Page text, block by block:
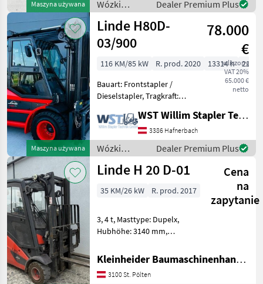
Maszyna używana
Zinkenverstellgerät, Udźwig
(kg): od 5.0
Wózki
widłowe i
technika
magazynowa
/ Linde
Dealer Premium Plus
Maszyna używana
Linde H80D-
03/900
78.000
€
wliczony
VAT 20%
65.000 €
netto
116 KM/85 kW R. prod. 2020 13314 h
2190
Bauart: Frontstapler /
Dieselstapler, Tragkraft:
Gabellänge: 2400mm,
Anbaugerätebeschreibung:
Zinkenverstellgerät mit
Ventilblockseitenschie
WST Willim Stapler Technik GmbH
3386 Hafnerbach
Wózki
widłowe i
technika
/ Linde
Dealer Premium Plus
Linde H 20 D-01
Cena
na
zapytanie
35 KM/26 kW R. prod. 2017
3, 4 t, Masttype: Dupelx,
Hubhöhe: 3140 mm,
Gabelbreite: 100 mm,
Gabeldicke: 40 mm,
Gabelträger: 985 mm,
Kleinheider Baumaschinenhandel GmbH.
3100 St. Pölten